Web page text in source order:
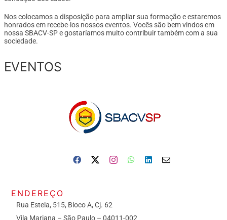
Nos colocamos a disposição para ampliar sua formação e estaremos
honrados em recebe-los nossos eventos. Vocês são bem vindos em
nossa SBACV-SP e gostaríamos muito contribuir também com a sua
sociedade.
EVENTOS
ENDEREÇO
Rua Estela, 515, Bloco A, Cj. 62
Vila Mariana – São Paulo – 04011-002